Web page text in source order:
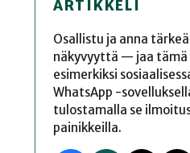
ARTIKKELI
Osallistu ja anna
näkyvyyttä — jaa
esimerkiksi
WhatsApp -
tulostamalla se
painikkeilla.